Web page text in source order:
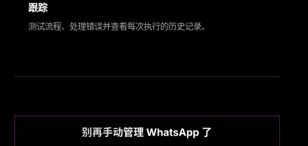
跟踪
测试流程、处理错误并查看每次执行的历史记录。